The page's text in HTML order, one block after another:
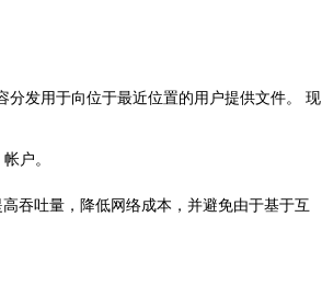
分发用于向位于最近位置的用户提供文件。 现
户。
吞吐量，降低网络成本，并避免由于基于互